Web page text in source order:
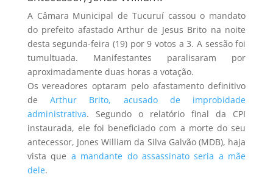
A Câmara Municipal de Tucuruí cassou o mandato
do prefeito afastado Arthur de Jesus Brito na noite
desta segunda-feira (19) por 9 votos a 3. A sessão foi
tumultuada. Manifestantes paralisaram por
aproximadamente duas horas a votação.
Os vereadores optaram pelo afastamento definitivo
deArthur Brito, acusado de improbidade
administrativa. Segundo o relatório final da CPI
instaurada, ele foi beneficiado com a morte do seu
antecessor, Jones William da Silva Galvão (MDB), haja
vista que a mandante do assassinato seria a mãe
dele.